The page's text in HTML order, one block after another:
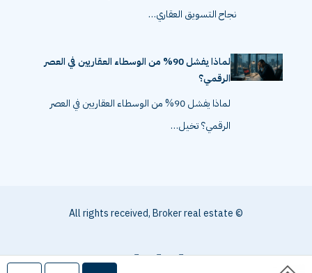
نجاح التسويق العقاري…
لماذا يفشل 90% من الوسطاء العقاريين في العصر
الرقمي؟
لماذا يفشل 90% من الوسطاء العقاريين في العصر
الرقمي؟ تخيل…
© All rights received, Broker real estate